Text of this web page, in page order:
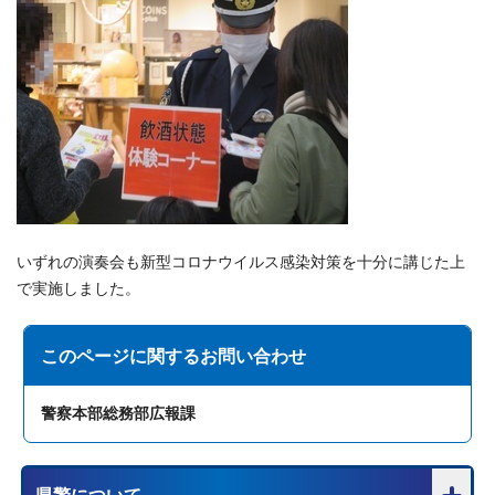
いずれの演奏会も新型コロナウイルス感染対策を十分に講じた上
で実施しました。
このページに関するお問い合わせ
警察本部総務部広報課